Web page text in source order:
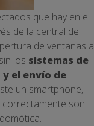
que hay en el
de la central de
de ventanas a
los sistemas de
el envío de
un smartphone,
correctamente son